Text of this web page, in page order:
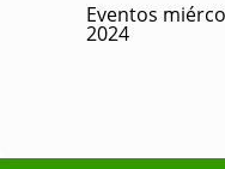
Eventos
2024